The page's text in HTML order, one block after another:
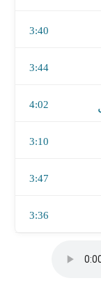
3:40
3:44
4:02
3:10
3:47
3:36